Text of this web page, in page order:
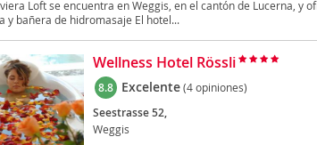
Loft se encuentra en Weggis, en el cantón de Lucerna, y
y bañera de hidromasaje El hotel...
Wellness Hotel Rössli
8.8 Excelente(4 opiniones)
Seestrasse 52,
Weggis